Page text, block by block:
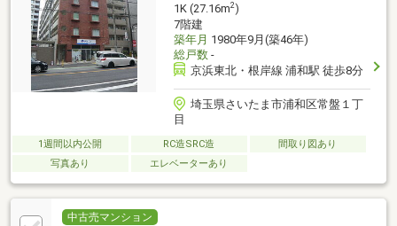
1K (27.16m2)
7階建
築年月 1980年9月(築46年)
総戸数-
京浜東北・根岸線 浦和駅 徒歩8分
埼玉県さいたま市浦和区常盤１丁
目
1週間以内公開 RC造SRC造
間取り図あり
写真あり
エレベーターあり
中古売マンション